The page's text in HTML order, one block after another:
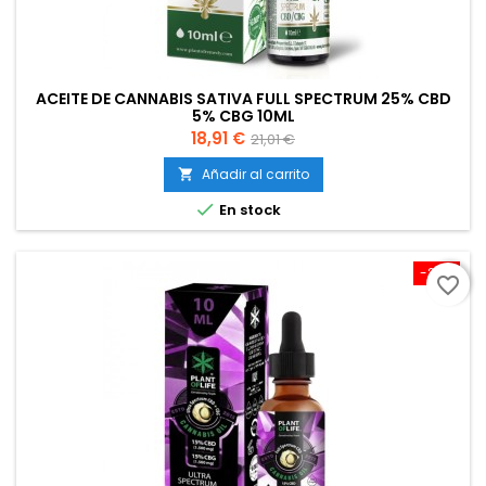
ACEITE DE CANNABIS SATIVA FULL SPECTRUM 25% CBD
5% CBG 10ML
Precio
18,91 € Precio
base
21,01 €
 Añadir al carrito
 En stock
-25%
favorite_border